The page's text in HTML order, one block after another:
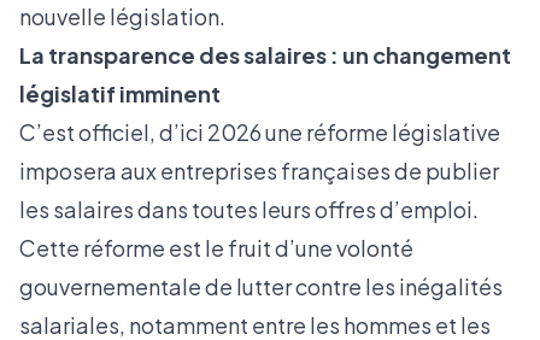
nouvelle législation.
La transparence des salaires : un changement
législatif imminent
C’est officiel, d’ici 2026 une réforme législative
imposera aux entreprises françaises de publier
les salaires dans toutes leurs offres d’emploi.
Cette réforme est le fruit d’une volonté
gouvernementale de lutter contre les inégalités
salariales, notamment entre les hommes et les